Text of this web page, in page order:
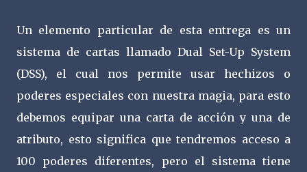
Un elemento particular de esta entrega es un
sistema de cartas llamado Dual Set-Up System
(DSS), el cual nos permite usar hechizos o
poderes especiales con nuestra magia, para esto
debemos equipar una carta de acción y una de
atributo, esto significa que tendremos acceso a
100 poderes diferentes, pero el sistema tiene